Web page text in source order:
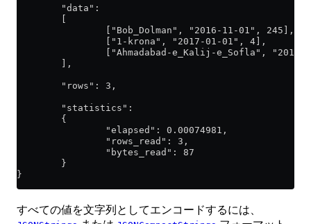
        "data":
        [
                ["Bob_Dolman", "2016-11-01", 245],
                ["1-krona", "2017-01-01", 4],
["Ahmadabad-e_Kalij-e_Sofla", "2017-
        ],
        "rows": 3,
        "statistics":
        {
                "elapsed": 0.00074981,
                "rows_read": 3,
                "bytes_read": 87
        }
}
すべての値を文字列としてエンコードするには、